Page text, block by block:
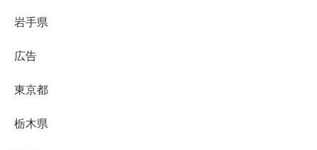
岩手県
広告
東京都
栃木県